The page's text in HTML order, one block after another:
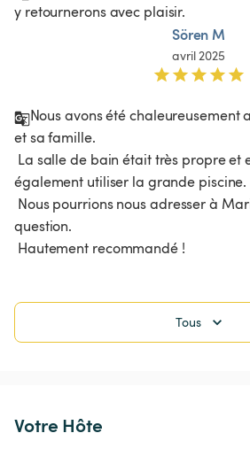
y retournerons avec plaisir.
Sören M
avril 2025
Nous avons été chaleureusement
et sa famille.
également utiliser la grande piscine.
question.
Hautement recommandé !
Tous
Votre Hôte